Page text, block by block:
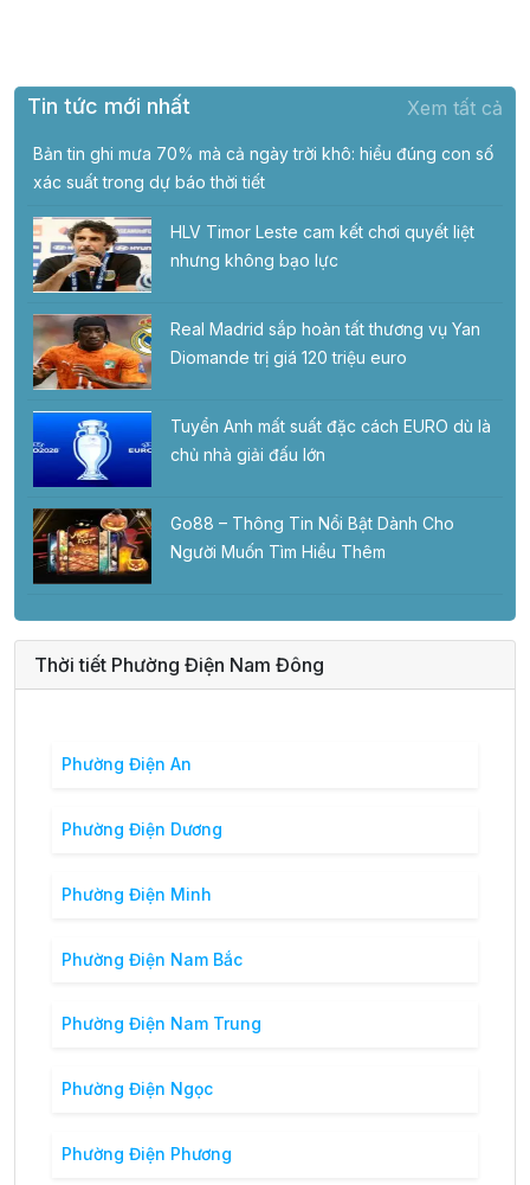
Tin tức mới nhất Xem tất cả
Bản tin ghi mưa 70% mà cả ngày trời khô: hiểu đúng con số
xác suất trong dự báo thời tiết
HLV Timor Leste cam kết chơi quyết liệt
nhưng không bạo lực
Real Madrid sắp hoàn tất thương vụ Yan
Diomande trị giá 120 triệu euro
Tuyển Anh mất suất đặc cách EURO dù là
chủ nhà giải đấu lớn
Go88 – Thông Tin Nổi Bật Dành Cho
Người Muốn Tìm Hiểu Thêm
Thời tiết Phường Điện Nam Đông
Phường Điện An
Phường Điện Dương
Phường Điện Minh
Phường Điện Nam Bắc
Phường Điện Nam Trung
Phường Điện Ngọc
Phường Điện Phương